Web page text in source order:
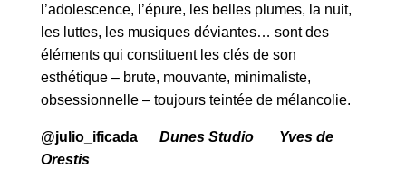
l’adolescence, l’épure, les belles plumes, la nuit,
les luttes, les musiques déviantes… sont des
éléments qui constituent les clés de son
esthétique – brute, mouvante, minimaliste,
obsessionnelle – toujours teintée de mélancolie.
@julio_ificada Dunes Studio
Yves de
Orestis